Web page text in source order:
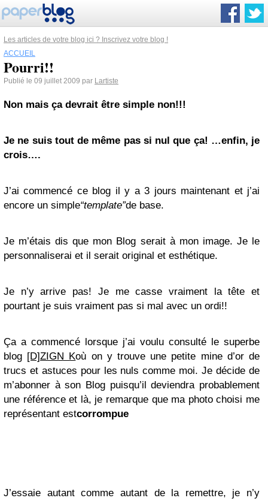
Les articles de votre blog ici ? Inscrivez votre blog !
ACCUEIL
Pourri!!
Publié le 09 juillet 2009 par Lartiste
Non mais ça devrait être simple non!!!
Je ne suis tout de même pas si nul que ça! …enfin, je
crois….
J’ai commencé ce blog il y a 3 jours maintenant et j’ai
encore un simple“template”de base.
Je m’étais dis que mon Blog serait à mon image. Je le
personnaliserai et il serait original et esthétique.
Je n’y arrive pas! Je me casse vraiment la tête et
pourtant je suis vraiment pas si mal avec un ordi!!
Ça a commencé lorsque j’ai voulu consulté le superbe
blog [D]ZIGN Koù on y trouve une petite mine d’or de
trucs et astuces pour les nuls comme moi. Je décide de
m’abonner à son Blog puisqu’il deviendra probablement
une référence et là, je remarque que ma photo choisi me
représentant estcorrompue
J’essaie autant comme autant de la remettre, je n’y